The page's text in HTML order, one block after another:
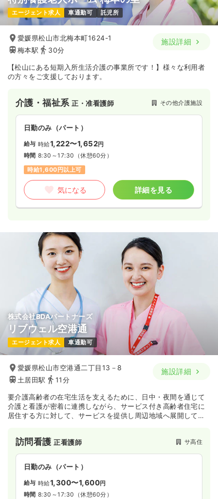
エージェント求人 車通勤可 託児所
愛媛県松山市北梅本町1624-1
梅本駅
30分
施設詳細
【松山にある短期入所生活介護の事業所です！】様々な利用者
の方々をご支援しております。
介護・福祉系正・准看護師 その他介護施設
日勤のみ（パート）
給与 時給1,222〜1,652円
時間 8:30～17:30 （休憩60分）
時給1,600円以上可
気になる 詳細を見る
株式会社BDAパートナーズ
リブウェル空港通
エージェント求人 車通勤可
愛媛県松山市空港通二丁目13－8
土居田駅
11分
施設詳細
要介護高齢者の在宅生活を支えるために、日中・夜間を通じて
介護と看護が密着に連携しながら、サービス付き高齢者住宅に
居住する方に対して、サービスを提供し周辺地域へ展開してい
訪問看護正看護師 サ高住
日勤のみ（パート）
給与 時給1,300〜1,600円
時間 8:30～17:30 （休憩60分）